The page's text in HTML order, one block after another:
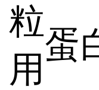
粒
用
蛋